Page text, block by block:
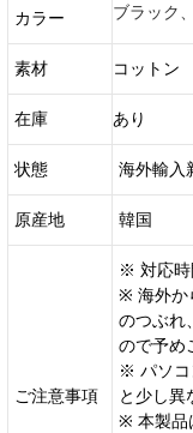
カラー ブラック
素材 コットン
在庫 あり
状態 海外輸入
原産地 韓国
ご注意事項
※ 対応時
※ 海外か
のつぶれ
ので予め
※ パソコ
と少し異
※ 本製品